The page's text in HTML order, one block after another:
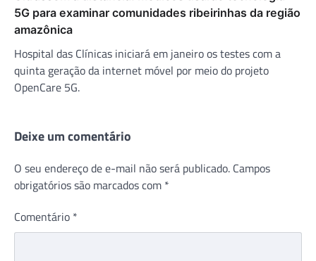
5G para examinar comunidades ribeirinhas da região
amazônica
Hospital das Clínicas iniciará em janeiro os testes com a
quinta geração da internet móvel por meio do projeto
OpenCare 5G.
Deixe um comentário
O seu endereço de e-mail não será publicado. Campos
obrigatórios são marcados com *
Comentário *